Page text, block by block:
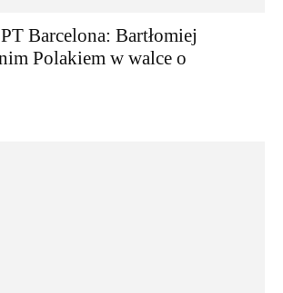
Barcelona: Bartłomiej
Polakiem w walce o